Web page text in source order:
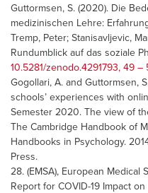
Guttormsen, S. (2020). Die
medizinischen Lehre:
Tremp, Peter; Stanisavljevic,
Rundumblick auf das soziale
10.5281/zenodo.4291793, 49 –
Gogollari, A. and Guttormsen,
schools’ experiences with
Semester 2020. The view of
The Cambridge Handbook of
Handbooks in Psychology.
Press.
28. (EMSA), European Medical
Report for COVID-19 Impact